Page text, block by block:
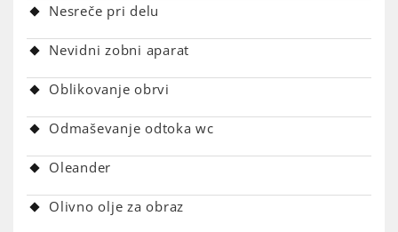
Nesreče pri delu
Nevidni zobni aparat
Oblikovanje obrvi
Odmaševanje odtoka wc
Oleander
Olivno olje za obraz